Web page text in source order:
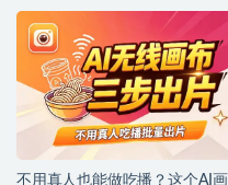
不用真人也能做吃播？这个AI画